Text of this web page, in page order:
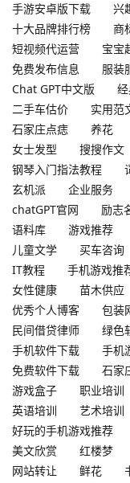
手游安卓版下载
兴
十大品牌排行榜
商
短视频代运营
宝宝
免费发布信息
服装
Chat GPT中文版
二手车估价
实用范
石家庄点痣
养花
女士发型
搜搜作文
钢琴入门指法教程
玄机派
企业服务
chatGPT官网
励志
语料库
游戏推荐
儿童文学
买车咨询
IT教程
手机游戏推
女性健康
苗木供应
优秀个人博客
包装
民间借贷律师
绿色
手机软件下载
手机
免费软件下载
石家
游戏盒子
职业培训
英语培训
艺术培训
好玩的手机游戏推荐
美文欣赏
红楼梦
网站转让
鲜花